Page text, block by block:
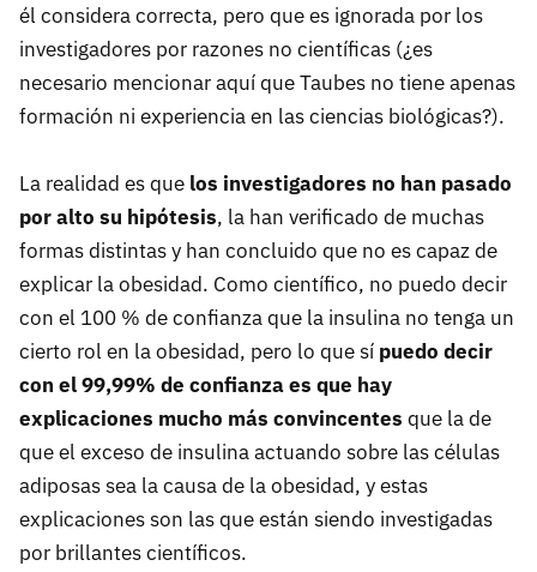
él considera correcta, pero que es ignorada por los
investigadores por razones no científicas (¿es
necesario mencionar aquí que Taubes no tiene apenas
formación ni experiencia en las ciencias biológicas?).
La realidad es que los investigadores no han pasado
por alto su hipótesis, la han verificado de muchas
formas distintas y han concluido que no es capaz de
explicar la obesidad. Como científico, no puedo decir
con el 100 % de confianza que la insulina no tenga un
cierto rol en la obesidad, pero lo que sí puedo decir
con el 99,99% de confianza es que hay
explicaciones mucho más convincentes que la de
que el exceso de insulina actuando sobre las células
adiposas sea la causa de la obesidad, y estas
explicaciones son las que están siendo investigadas
por brillantes científicos.